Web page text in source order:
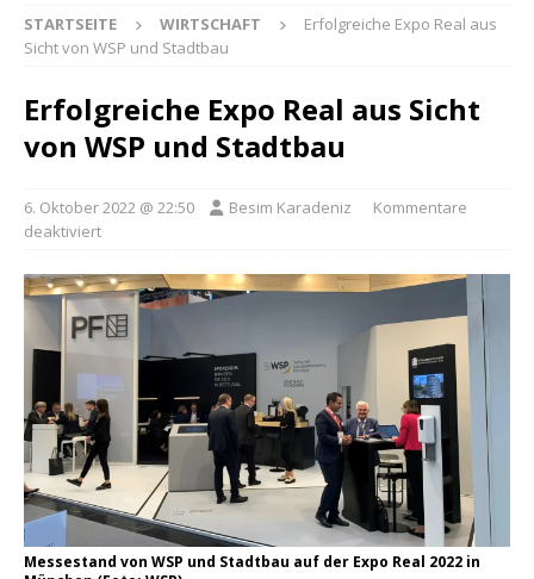
STARTSEITE WIRTSCHAFT
Erfolgreiche Expo Real aus
Sicht von WSP und Stadtbau
Erfolgreiche Expo Real aus Sicht
von WSP und Stadtbau
6. Oktober 2022 @ 22:50 Besim Karadeniz
Kommentare
deaktiviert
Messestand von WSP und Stadtbau auf der Expo Real 2022 in